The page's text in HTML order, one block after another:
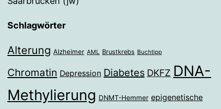
Schlagwörter
Alterung Alzheimer AML Brustkrebs Buchtipp
Chromatin Depression Diabetes DKFZ DNA-
Methylierung DNMT-Hemmer epigenetische